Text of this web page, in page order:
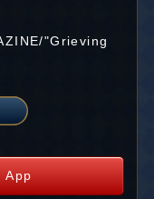
"Grieving
App